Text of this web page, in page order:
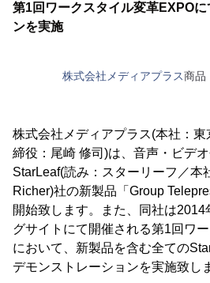
第1回ワークスタイル変革EXPO
ンを実施
株式会社メディアプラス商品
株式会社メディアプラス(本社：
締役：尾崎 修司)は、音声・ビデ
StarLeaf(読み：スターリーフ／本
Richer)社の新製品「Group
開始致します。また、同社は
グサイトにて開催される第1回ワ
において、新製品を含む全ての
デモンストレーションを実施致し